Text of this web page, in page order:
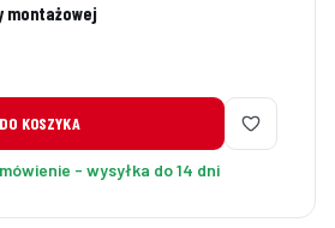
montażowej
DO KOSZYKA
- wysyłka do 14 dni